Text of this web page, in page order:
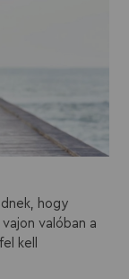
hogy
valóban a
kell